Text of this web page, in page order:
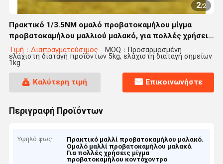
2/2
Πρακτικό 1/3.5NM ομαλό προβατοκαμήλου μίγμα
προβατοκαμήλου μαλλιού μαλακό, για πολλές χρήσεις
κοντόχοντρο
Τιμή：Διαπραγματεύσιμος MOQ：Προσαρμοσμένη
ελάχιστη διαταγή προϊόντων 5kg, ελάχιστη διαταγή σημείων
1kg
Καλύτερη τιμή Επικοινωνήστε
Περιγραφή Προϊόντων
Υψηλό φως Πρακτικό μαλλί προβατοκαμήλου μαλακό,
Ομαλό μαλλί προβατοκαμήλου μαλακό,
Για πολλές χρήσεις μίγμα
προβατοκαμήλου κοντόχοντρο